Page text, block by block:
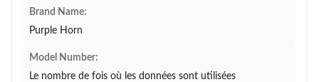
Brand Name:
Purple Horn
Model Number:
Le nombre de fois où les données sont utilisées